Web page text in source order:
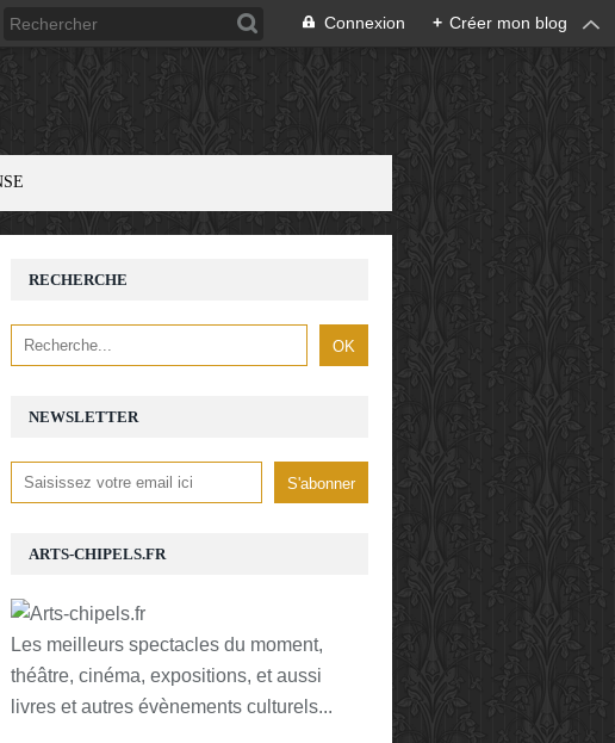
Connexion + Créer mon blog
NEWSLETTER
RECHERCHE
ARTS-CHIPELS.FR
Les meilleurs spectacles du moment,
théâtre, cinéma, expositions, et aussi
livres et autres évènements culturels...